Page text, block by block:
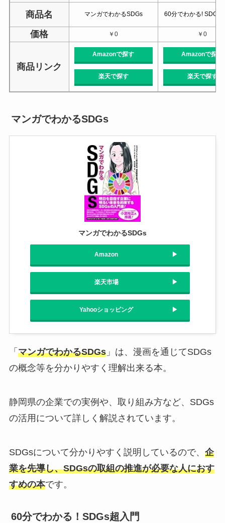
商品名 マンガでわかるSDGs 60分でわかる! SDGs
価格 ￥0 ￥0
商品リンク
Amazonで探す
楽天で探す
Amazonで探す
楽天で探す
マンガでわかるSDGs
マンガでわかるSDGs
Amazon
楽天市場
Yahooショッピング
「 マンガでわかるSDGs」は、漫画を通じてSDGs
の概念等を分かりやすく理解出来る本。
静岡県の企業での実例や、取り組み方など、SDGs
の活用について詳しく解説されています。
SDGsについて分かりやすく説明しているので、 企
業を先導し、SDGsの取組の推進が必要な人におす
すめの本です。
60分でわかる！SDGs超入門